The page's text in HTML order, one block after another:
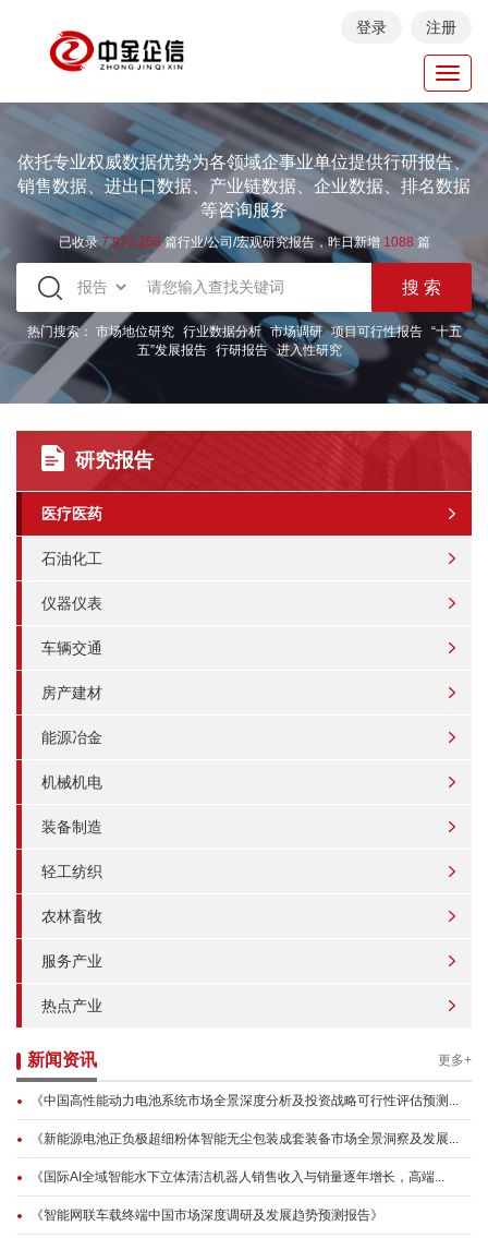
登录 注册
依托专业权威数据优势为各领域企事业单位提供行研报告、
销售数据、进出口数据、产业链数据、企业数据、排名数据
等咨询服务
已收录7.973.258篇行业/公司/宏观研究报告，昨日新增 1088 篇
热门搜索： 市场地位研究 行业数据分析 市场调研 项目可行性报告
“十五
五”发展报告 行研报告 进入性研究
研究报告
医疗医药
石油化工
仪器仪表
车辆交通
房产建材
能源冶金
机械机电
装备制造
轻工纺织
农林畜牧
服务产业
热点产业
新闻资讯 更多+
《中国高性能动力电池系统市场全景深度分析及投资战略可行性评估预测...
《新能源电池正负极超细粉体智能无尘包装成套装备市场全景洞察及发展...
《国际AI全域智能水下立体清洁机器人销售收入与销量逐年增长，高端...
《智能网联车载终端中国市场深度调研及发展趋势预测报告》